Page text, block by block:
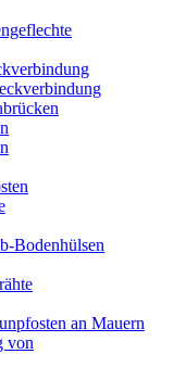
Bodenhülsen
an Mauern
von